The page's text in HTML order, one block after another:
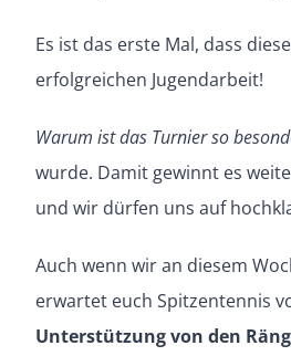
Es ist das erste Mal, dass
erfolgreichen Jugendarbeit!
Warum ist das Turnier so
wurde. Damit gewinnt es
und wir dürfen uns auf
Auch wenn wir an diesem
erwartet euch Spitzentennis
Unterstützung von den